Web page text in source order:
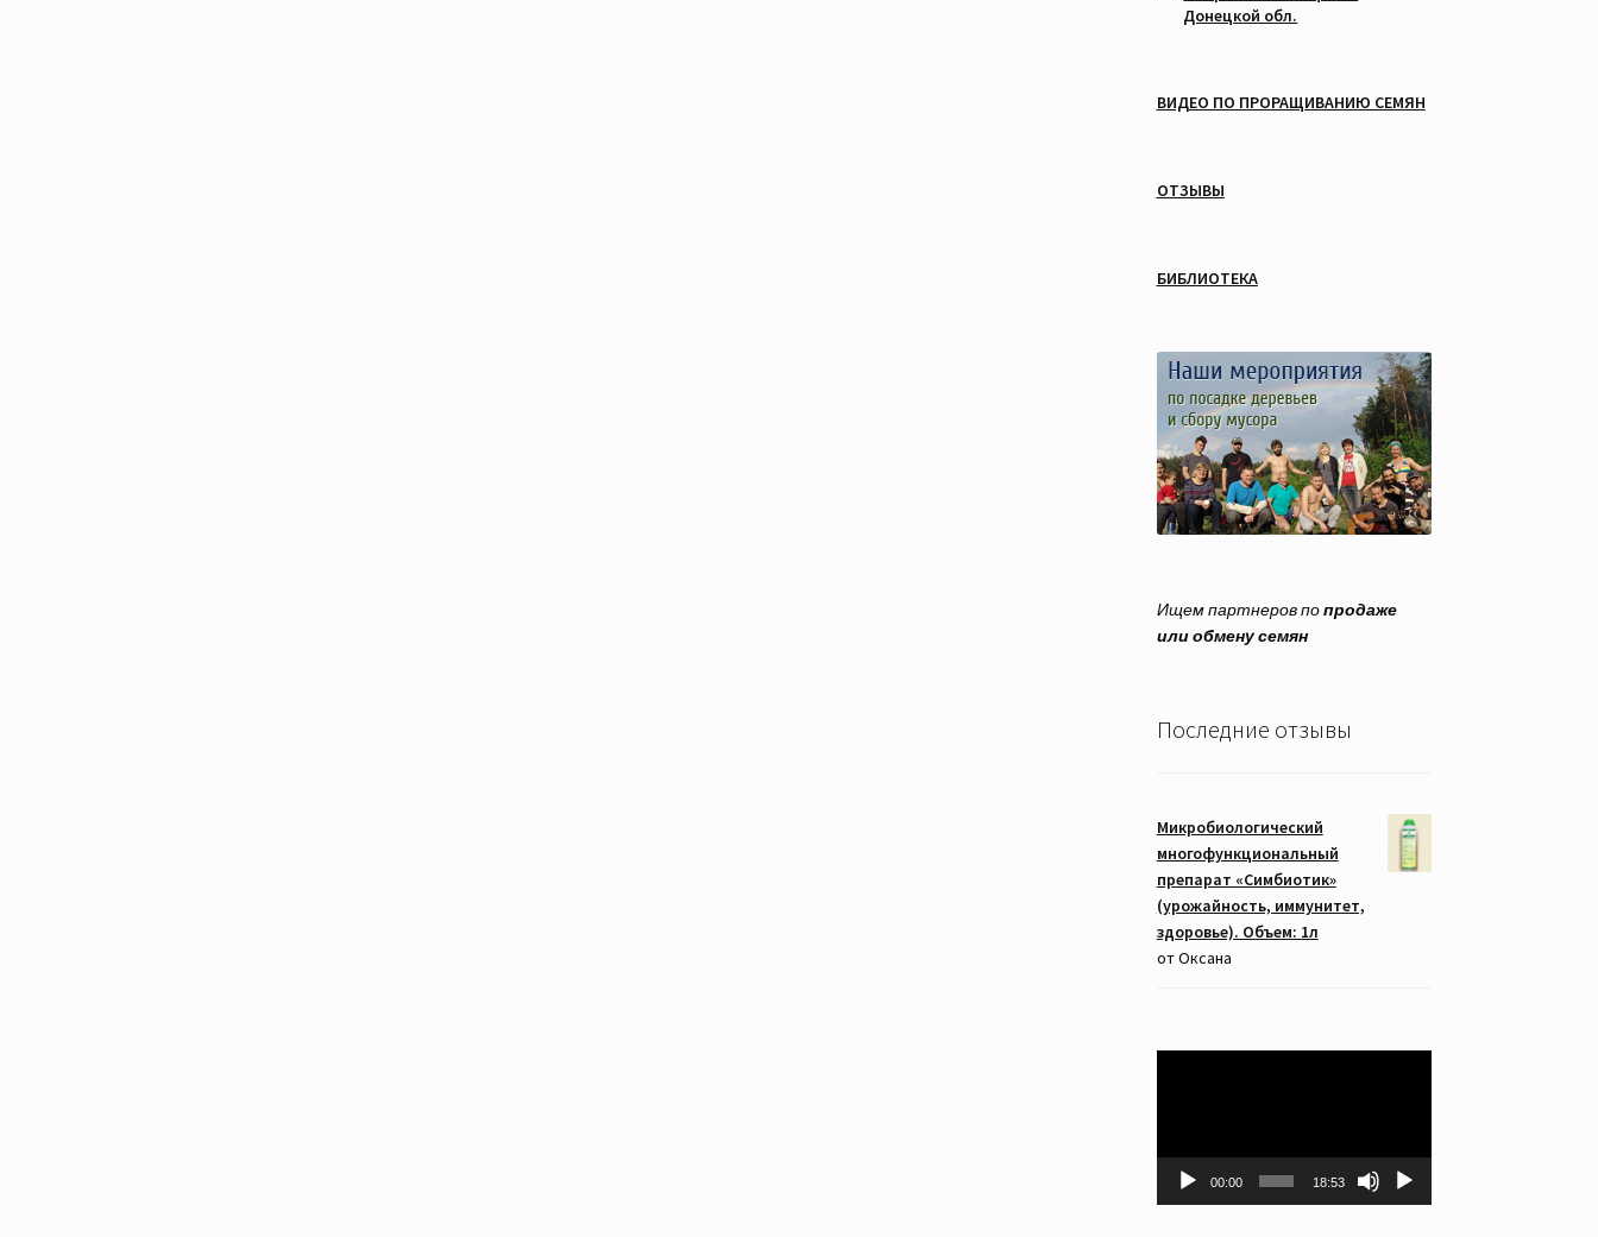
Донецкой обл.
ВИДЕО ПО ПРОРАЩИВАНИЮ СЕМЯН
ОТЗЫВЫ
БИБЛИОТЕКА
Ищем партнеров попродаже
или обмену семян
Последние отзывы
Микробиологический
многофункциональный
препарат «Симбиотик»
(урожайность, иммунитет,
здоровье). Объем: 1л
от Оксана
00:00 18:53